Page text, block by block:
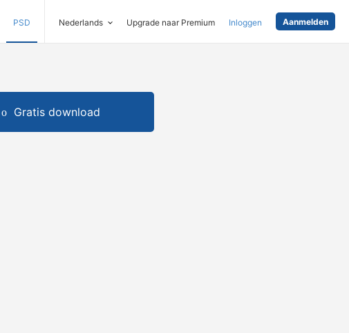
PSD Nederlands Upgrade naar Premium Inloggen Aanmelden
Gratis download